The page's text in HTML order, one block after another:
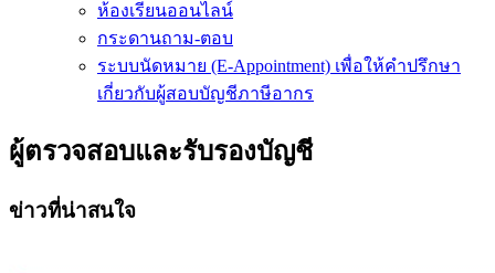
ห้องเรียนออนไลน์
กระดานถาม-ตอบ
ระบบนัดหมาย (E-Appointment) เพื่อให้คำปรึกษา
เกี่ยวกับผู้สอบบัญชีภาษีอากร
ผู้ตรวจสอบและรับรองบัญชี
ข่าวที่น่าสนใจ